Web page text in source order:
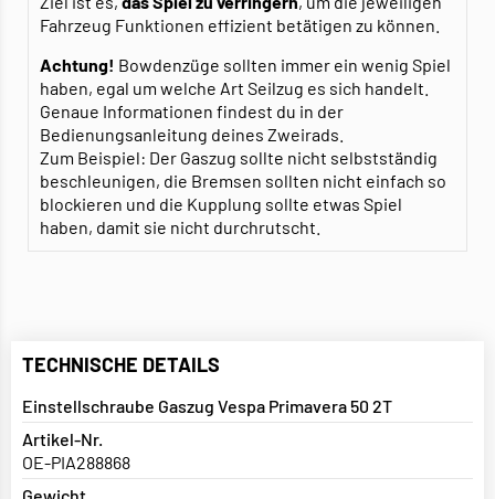
Fahrzeug Funktionen effizient betätigen zu können.
Achtung! Bowdenzüge sollten immer ein wenig Spiel
haben, egal um welche Art Seilzug es sich handelt.
Genaue Informationen findest du in der
Bedienungsanleitung deines Zweirads.
Zum Beispiel: Der Gaszug sollte nicht selbstständig
beschleunigen, die Bremsen sollten nicht einfach so
blockieren und die Kupplung sollte etwas Spiel
haben, damit sie nicht durchrutscht.
TECHNISCHE DETAILS
Einstellschraube Gaszug Vespa Primavera 50 2T
Artikel-Nr.
OE-PIA288868